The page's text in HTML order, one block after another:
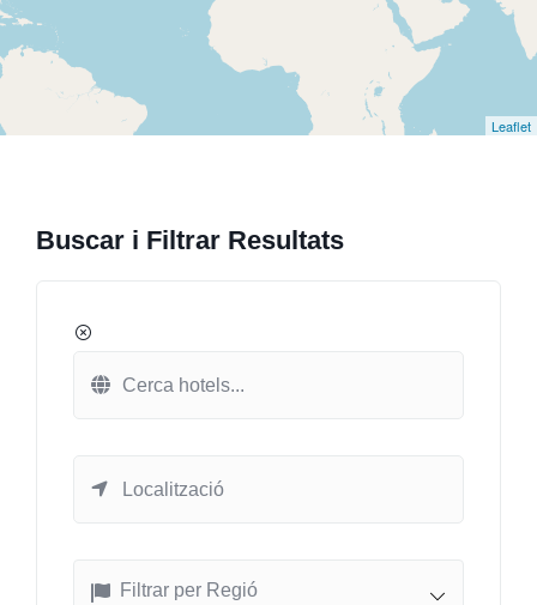
Leaflet
Buscar i Filtrar Resultats
Filtrar per Regió